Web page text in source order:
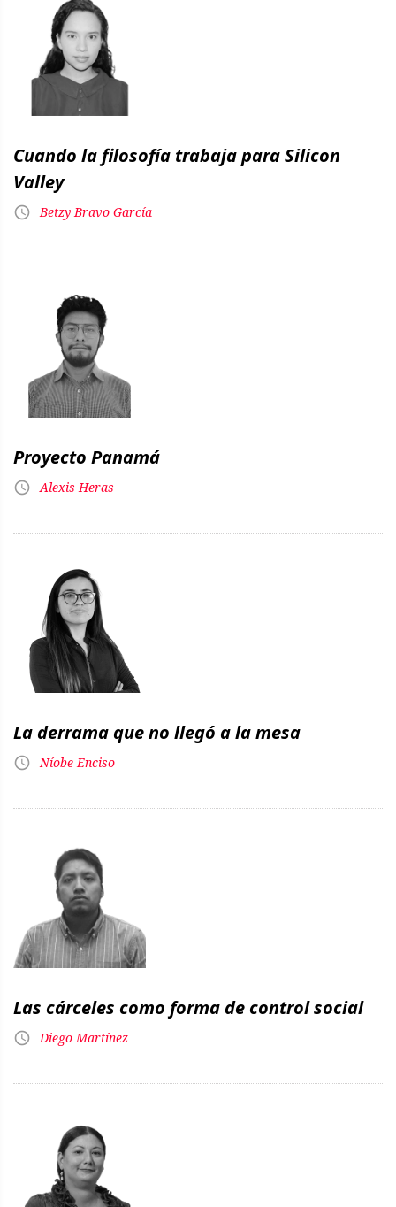
Cuando la filosofía trabaja para Silicon
Valley
Betzy Bravo García
Proyecto Panamá
Alexis Heras
La derrama que no llegó a la mesa
Níobe Enciso
Las cárceles como forma de control social
Diego Martínez